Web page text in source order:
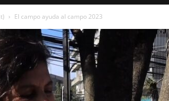
El campo ayuda al campo 2023